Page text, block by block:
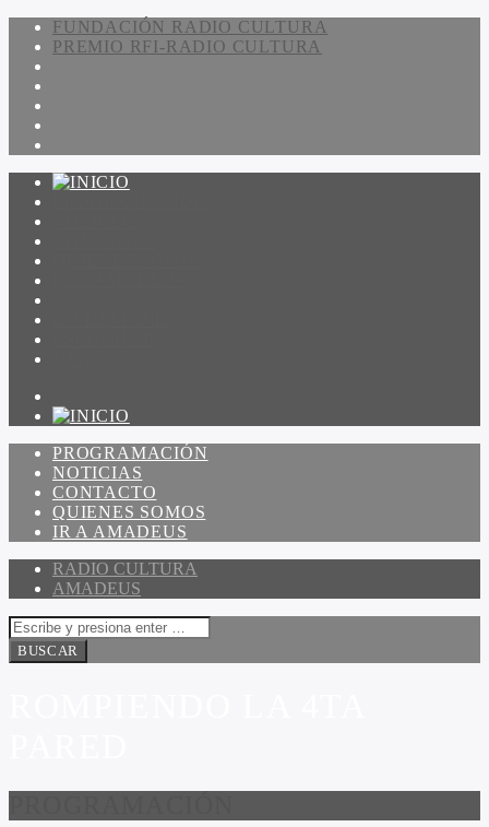
FUNDACIÓN RADIO CULTURA
PREMIO RFI-RADIO CULTURA
PROGRAMACIÓN
NOTICIAS
CONTACTO
QUIENES SOMOS
IR A AMADEUS
RADIO CULTURA
AMADEUS